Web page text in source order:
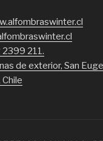
211.
de exterior, San